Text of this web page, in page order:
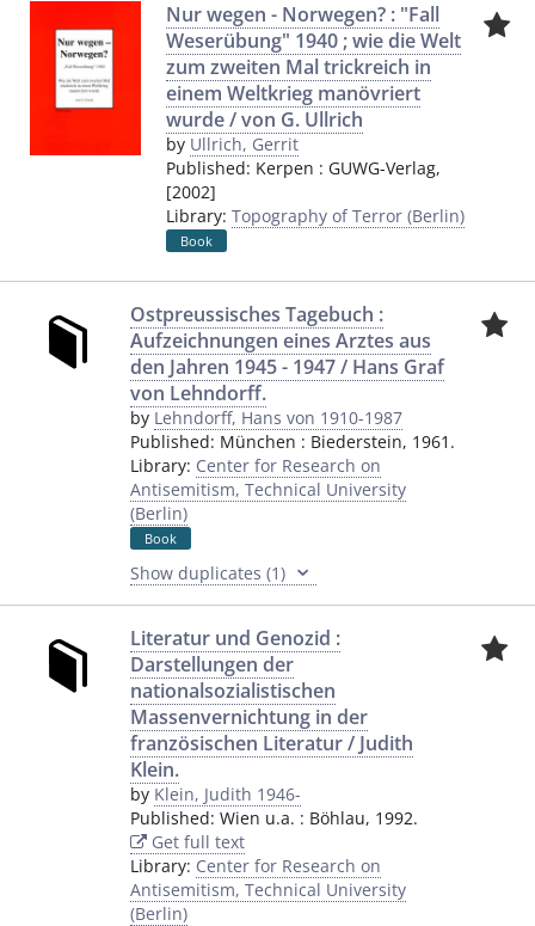
Nur wegen - Norwegen? : "Fall
Weserübung" 1940 ; wie die Welt
zum zweiten Mal trickreich in
einem Weltkrieg manövriert
wurde / von G. Ullrich
by Ullrich, Gerrit
Published: Kerpen : GUWG-Verlag,
[2002]
Library: Topography of Terror (Berlin)
Book
Ostpreussisches Tagebuch :
Aufzeichnungen eines Arztes aus
den Jahren 1945 - 1947 / Hans Graf
von Lehndorff.
by Lehndorff, Hans von 1910-1987
Published: München : Biederstein, 1961.
Library: Center for Research on
Antisemitism, Technical University
(Berlin)
Book
Show duplicates (1)
Literatur und Genozid :
Darstellungen der
nationalsozialistischen
Massenvernichtung in der
französischen Literatur / Judith
Klein.
by Klein, Judith 1946-
Published: Wien u.a. : Böhlau, 1992.
Get full text
Library: Center for Research on
Antisemitism, Technical University
(Berlin)